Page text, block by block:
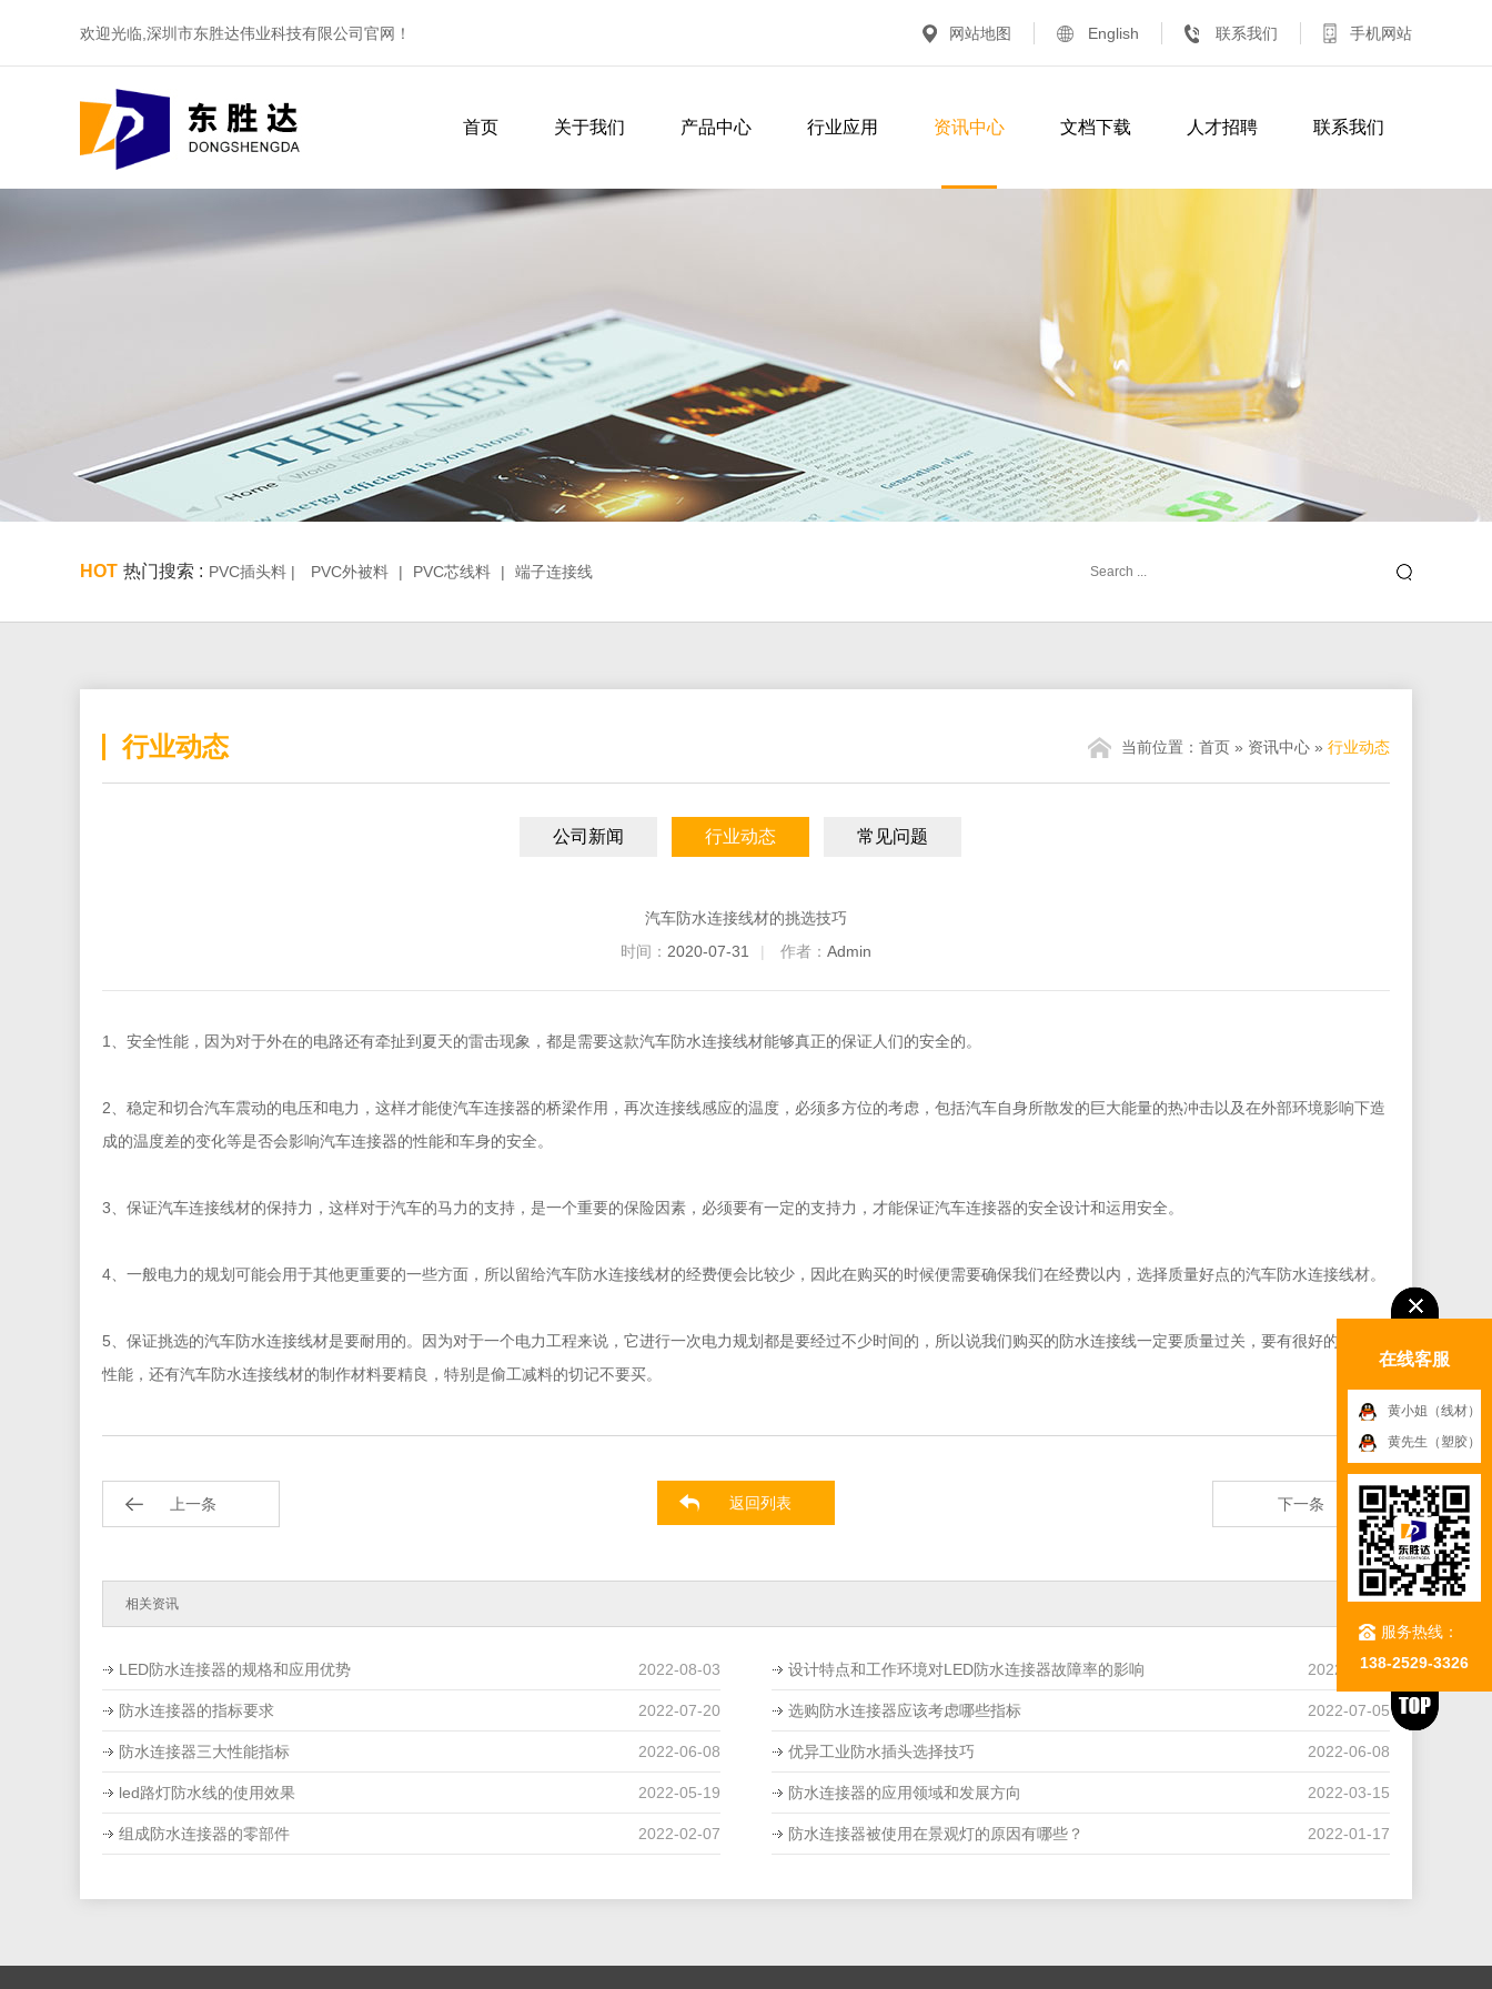
欢迎光临,深圳市东胜达伟业科技有限公司官网！ 网站地图 English 联系我们 手机网站
首页 关于我们 产品中心 行业应用 资讯中心 文档下载 人才招聘 联系我们
HOT 热门搜索 : PVC插头料 | PVC外被料 | PVC芯线料 | 端子连接线
行业动态 当前位置： 首页 » 资讯中心 » 行业动态
公司新闻 行业动态 常见问题
汽车防水连接线材的挑选技巧
时间： 2020-07-31 | 作者： Admin
1、安全性能，因为对于外在的电路还有牵扯到夏天的雷击现象，都是需要这款汽车防水连接线材能够真正的保证人们的安全的。
2、稳定和切合汽车震动的电压和电力，这样才能使汽车连接器的桥梁作用，再次连接线感应的温度，必须多方位的考虑，包括汽车自身所散发的巨大能量的热冲击以及在外部环境影响下造
成的温度差的变化等是否会影响汽车连接器的性能和车身的安全。
3、保证汽车连接线材的保持力，这样对于汽车的马力的支持，是一个重要的保险因素，必须要有一定的支持力，才能保证汽车连接器的安全设计和运用安全。
4、一般电力的规划可能会用于其他更重要的一些方面，所以留给汽车防水连接线材的经费便会比较少，因此在购买的时候便需要确保我们在经费以内，选择质量好点的汽车防水连接线材。
5、保证挑选的汽车防水连接线材是要耐用的。因为对于一个电力工程来说，它进行一次电力规划都是要经过不少时间的，所以说我们购买的防水连接线一定要质量过关，要有很好的防腐蚀
性能，还有汽车防水连接线材的制作材料要精良，特别是偷工减料的切记不要买。
上一条 返回列表 下一条
相关资讯
2022-08-03
LED防水连接器的规格和应用优势 2022-07-27
设计特点和工作环境对LED防水连接器故障率的影响
2022-07-20
防水连接器的指标要求 2022-07-05
选购防水连接器应该考虑哪些指标
2022-06-08
防水连接器三大性能指标 2022-06-08
优异工业防水插头选择技巧
2022-05-19
led路灯防水线的使用效果 2022-03-15
防水连接器的应用领域和发展方向
2022-02-07
组成防水连接器的零部件 2022-01-17
防水连接器被使用在景观灯的原因有哪些？
在线客服
黄小姐（线材）
黄先生（塑胶）
服务热线：
138-2529-3326